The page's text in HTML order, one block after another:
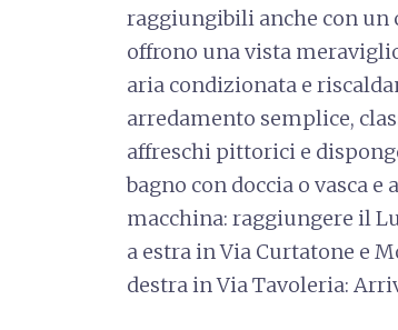
raggiungibili anche con un
offrono una vista
aria condizionata e
arredamento semplice,
affreschi pittorici e
bagno con doccia o vasca
macchina: raggiungere il
a estra in Via Curtatone e
destra in Via Tavoleria: